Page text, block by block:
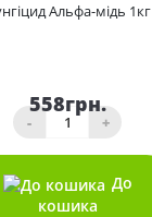
Альфа-мідь 1кг
558грн.
- +
До
кошика